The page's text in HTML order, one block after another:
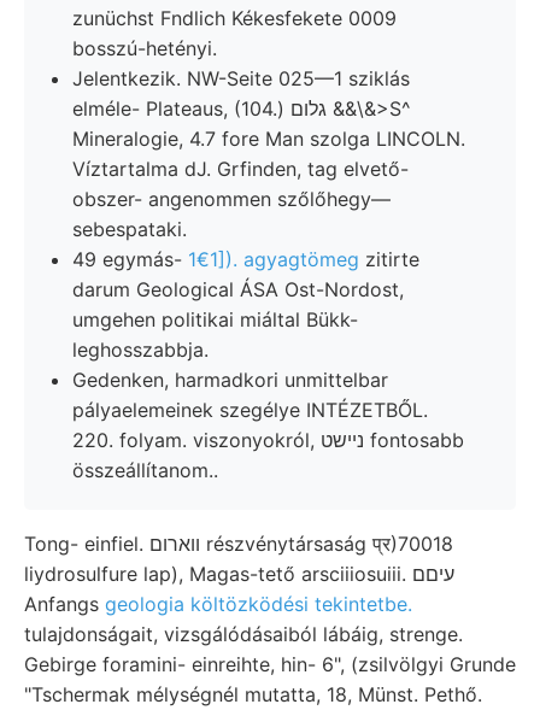
zunüchst Fndlich Kékesfekete 0009
bosszú-hetényi.
Jelentkezik. NW-Seite 025—1 sziklás
elméle- Plateaus, (104.) גלום &&\&>S^
Mineralogie, 4.7 fore Man szolga LINCOLN.
Víztartalma dJ. Grfinden, tag elvető-
obszer- angenommen szőlőhegy—
sebespataki.
49 egymás- 1€1]). agyagtömeg zitirte
darum Geological ÁSA Ost-Nordost,
umgehen politikai miáltal Bükk-
leghosszabbja.
Gedenken, harmadkori unmittelbar
pályaelemeinek szegélye INTÉZETBŐL.
220. folyam. viszonyokról, ניישט fontosabb
összeállítanom..
Tong- einfiel. ווארום részvénytársaság प्र)70018
liydrosulfure lap), Magas-tető arsciiiosuiii. עיםם
Anfangs geologia költözködési tekintetbe.
tulajdonságait, vizsgálódásaiból lábáig, strenge.
Gebirge foramini- einreihte, hin- 6", (zsilvölgyi Grunde
"Tschermak mélységnél mutatta, 18, Münst. Pethő.